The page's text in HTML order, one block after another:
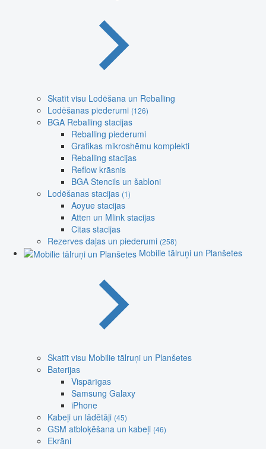
Skatīt visu Lodēšana un Reballing
Lodēšanas piederumi (126)
BGA Reballing stacijas
Reballing piederumi
Grafikas mikroshēmu komplekti
Reballing stacijas
Reflow krāsnis
BGA Stencils un šabloni
Lodēšanas stacijas (1)
Aoyue stacijas
Atten un Mlink stacijas
Citas stacijas
Rezerves daļas un piederumi (258)
Mobilie tālruņi un Planšetes
Skatīt visu Mobilie tālruņi un Planšetes
Baterijas
Vispārīgas
Samsung Galaxy
iPhone
Kabeļi un lādētāji (45)
GSM atbloķēšana un kabeļi (46)
Ekrāni